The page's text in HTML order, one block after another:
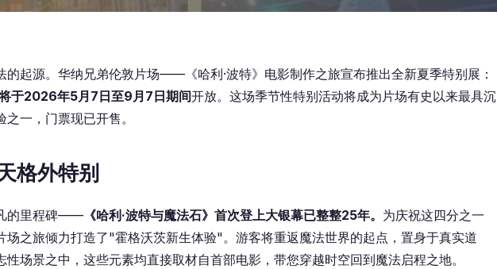
的起源。华纳兄弟伦敦片场——《哈利·波特》电影制作之旅宣布推出全新夏季特别展：
于2026年5月7日至9月7日期间开放。这场季节性特别活动将成为片场有史以来最具沉
一，门票现已开售。
格外特别
的里程碑—— 《哈利·波特与魔法石》首次登上大银幕已整整25年。 为庆祝这四分之一
场之旅倾力打造了"霍格沃茨新生体验"。游客将重返魔法世界的起点，置身于真实道
性场景之中，这些元素均直接取材自首部电影，带您穿越时空回到魔法启程之地。